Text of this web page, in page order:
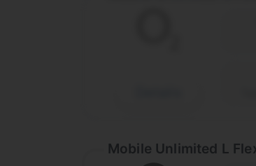
Mobile Unlimited L